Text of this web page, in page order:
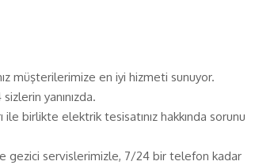
müşterilerimize en iyi hizmeti sunuyor.
yanınızda.
birlikte elektrik tesisatınız hakkında sorunu
gezici servislerimizle, 7/24 bir telefon kadar